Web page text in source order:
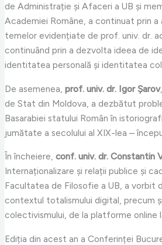
de Administrație și Afaceri a UB și
Academiei Române, a continuat prin a
temelor evidențiate de prof. univ. dr.
continuând prin a dezvolta ideea de
identitatea personală și identitatea
De asemenea,prof. univ. dr. Igor Șarov
de Stat din Moldova, a dezbătut
Basarabiei statului Român în
jumătate a secolului al XIX-lea –
În încheiere,conf. univ. dr. Constantin
Internaționalizare și relații publice și
Facultatea de Filosofie a UB, a vorbit
contextul totalismului digital, precum
colectivismului, de la platforme online
Ediția din acest an a Conferinței